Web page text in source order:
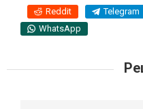
Reddit Telegram
WhatsApp